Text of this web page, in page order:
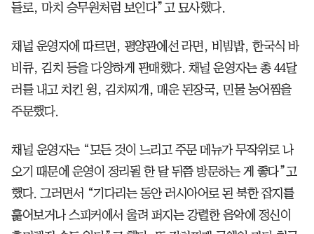
들로, 마치 승무원처럼 보인다”고 묘사했다.
채널 운영자에 따르면, 평양관에선 라면, 비빔밥, 한국식 바
비큐, 김치 등을 다양하게 판매했다. 채널 운영자는 총 44달
러를 내고 치킨 윙, 김치찌개, 매운 된장국, 민물 농어찜을
주문했다.
채널 운영자는 “모든 것이 느리고 주문 메뉴가 무작위로 나
오기 때문에 운영이 정리될 한 달 뒤쯤 방문하는 게 좋다”고
했다. 그러면서 “기다리는 동안 러시아어로 된 북한 잡지를
훑어보거나 스피커에서 울려 퍼지는 강렬한 음악에 정신이